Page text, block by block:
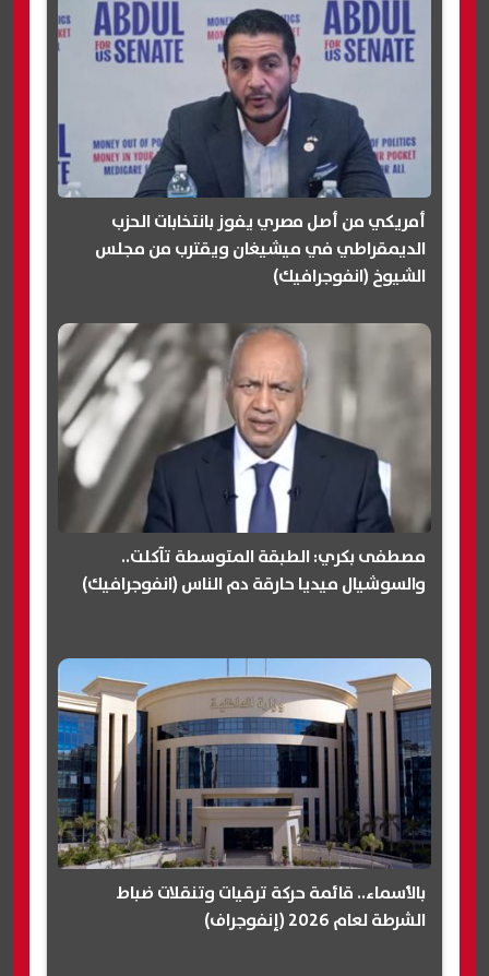
أمريكي من أصل مصري يفوز بانتخابات الحزب
الديمقراطي في ميشيغان ويقترب من مجلس
الشيوخ (انفوجرافيك)
مصطفى بكري: الطبقة المتوسطة تآكلت..
والسوشيال ميديا حارقة دم الناس (انفوجرافيك)
بالأسماء.. قائمة حركة ترقيات وتنقلات ضباط
الشرطة لعام 2026 (إنفوجراف)